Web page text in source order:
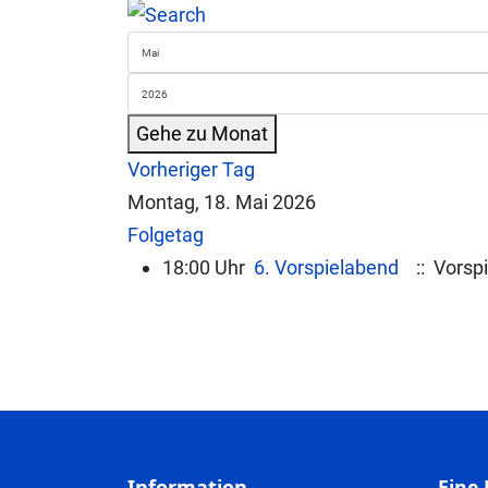
Gehe zu Monat
Vorheriger Tag
Montag, 18. Mai 2026
Folgetag
18:00 Uhr 6. Vorspielabend ::